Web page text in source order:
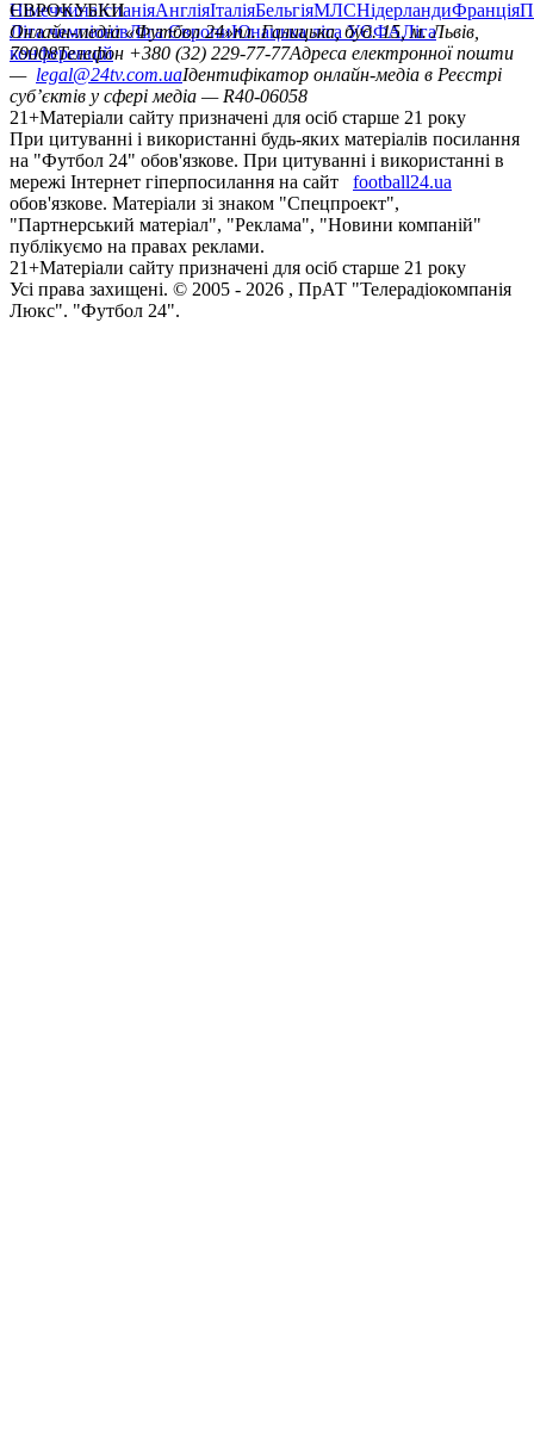
НімеччинаІспаніяАнгліяІталіяБельгіяМЛСНідерландиФранція
ЄВРОКУБКИ
Ліга чемпіонівЛіга ЄвропиЮнацька ліга УЄФАЛіга
конференцій
Онлайн-медіа «Футбол 24»пл. Галицька, буд. 15, м. Львів,
79008Телефон +380 (32) 229-77-77Адреса електронної пошти
— legal@24tv.com.uaІдентифікатор онлайн-медіа в Реєстрі
суб’єктів у сфері медіа — R40-06058
21+Матеріали сайту призначені для осіб старше 21 року
При цитуванні і використанні будь-яких матеріалів посилання
на "Футбол 24" обов'язкове. При цитуванні і використанні в
мережі Інтернет гіперпосилання на сайт
football24.ua
обов'язкове. Матеріали зі знаком "Спецпроект",
"Партнерський матеріал", "Реклама", "Новини компаній"
публікуємо на правах реклами.
21+Матеріали сайту призначені для осіб старше 21 року
Усi права захищенi. © 2005 - 2026 , ПрАТ "Телерадіокомпанія
Люкс". "Футбол 24".